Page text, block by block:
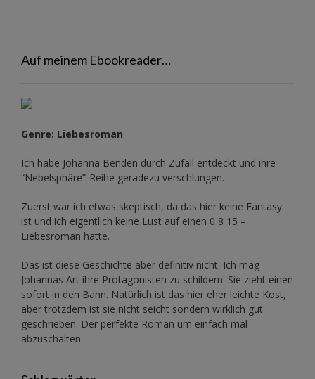
Auf meinem Ebookreader…
Genre: Liebesroman
Ich habe Johanna Benden durch Zufall entdeckt und ihre
“Nebelsphäre”-Reihe geradezu verschlungen.
Zuerst war ich etwas skeptisch, da das hier keine Fantasy
ist und ich eigentlich keine Lust auf einen 0 8 15 –
Liebesroman hatte.
Das ist diese Geschichte aber definitiv nicht. Ich mag
Johannas Art ihre Protagonisten zu schildern. Sie zieht einen
sofort in den Bann. Natürlich ist das hier eher leichte Kost,
aber trotzdem ist sie nicht seicht sondern wirklich gut
geschrieben. Der perfekte Roman um einfach mal
abzuschalten.